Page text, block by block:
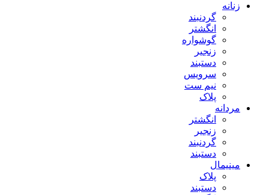
زنانه
گردنبند
انگشتر
گوشواره
زنجیر
دستبند
سرویس
نیم ست
پلاک
مردانه
انگشتر
زنجیر
گردنبند
دستبند
مینیمال
پلاک
دستبند